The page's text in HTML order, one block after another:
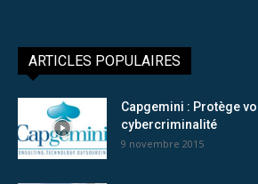
ARTICLES POPULAIRES
Capgemini : Protège
cybercriminalité
9 novembre 2015